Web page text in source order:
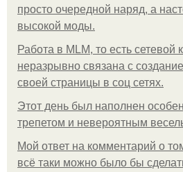
просто очередной наряд, а
высокой моды.
Работа в MLM, то есть сетевой
неразрывно связана с
своей страницы в соц сетях.
Этот день был наполнен
трепетом и невероятным
Мой ответ на комментарий о
всё таки можно было бы